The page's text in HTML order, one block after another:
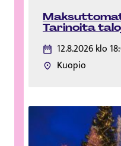
Tarinoita
12.8.2026 klo
Kuopio